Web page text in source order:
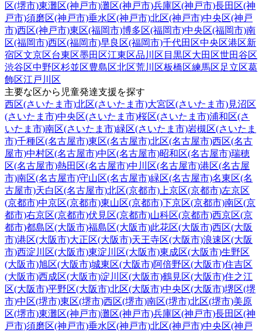
区(堺市)東灘区(神戸市)灘区(神戸市)兵庫区(神戸市)長田区(神
戸市)須磨区(神戸市)垂水区(神戸市)北区(神戸市)中央区(神戸
市)西区(神戸市)東区(福岡市)博多区(福岡市)中央区(福岡市)南
区(福岡市)西区(福岡市)早良区(福岡市)千代田区中央区港区新
宿区文京区台東区墨田区江東区品川区 目黒区大田区世田谷区
渋谷区中野区杉並区豊島区北区荒川区板橋区練馬区足立区葛
飾区江戸川区
主要な区から児童発達支援を探す
西区(さいたま市)北区(さいたま市)大宮区(さいたま市)見沼区
(さいたま市)中央区(さいたま市)桜区(さいたま市)浦和区(さ
いたま市)南区(さいたま市)緑区(さいたま市)岩槻区(さいたま
市)千種区(名古屋市)東区(名古屋市)北区(名古屋市)西区(名古
屋市)中村区(名古屋市)中区(名古屋市)昭和区(名古屋市)瑞穂
区(名古屋市)熱田区(名古屋市)中川区(名古屋市)港区(名古屋
市)南区(名古屋市)守山区(名古屋市)緑区(名古屋市)名東区(名
古屋市)天白区(名古屋市)北区(京都市)上京区(京都市)左京区
(京都市)中京区(京都市)東山区(京都市)下京区(京都市)南区(京
都市)右京区(京都市)伏見区(京都市)山科区(京都市)西京区(京
都市)都島区(大阪市)福島区(大阪市)此花区(大阪市)西区(大阪
市)港区(大阪市)大正区(大阪市)天王寺区(大阪市)浪速区(大阪
市)西淀川区(大阪市)東淀川区(大阪市)東成区(大阪市)生野区
(大阪市)旭区(大阪市)城東区(大阪市)阿倍野区(大阪市)住吉区
(大阪市)西成区(大阪市)淀川区(大阪市)鶴見区(大阪市)住之江
区(大阪市)平野区(大阪市)北区(大阪市)中央区(大阪市)堺区(堺
市)中区(堺市)東区(堺市)西区(堺市)南区(堺市)北区(堺市)美原
区(堺市)東灘区(神戸市)灘区(神戸市)兵庫区(神戸市)長田区(神
戸市)須磨区(神戸市)垂水区(神戸市)北区(神戸市)中央区(神戸